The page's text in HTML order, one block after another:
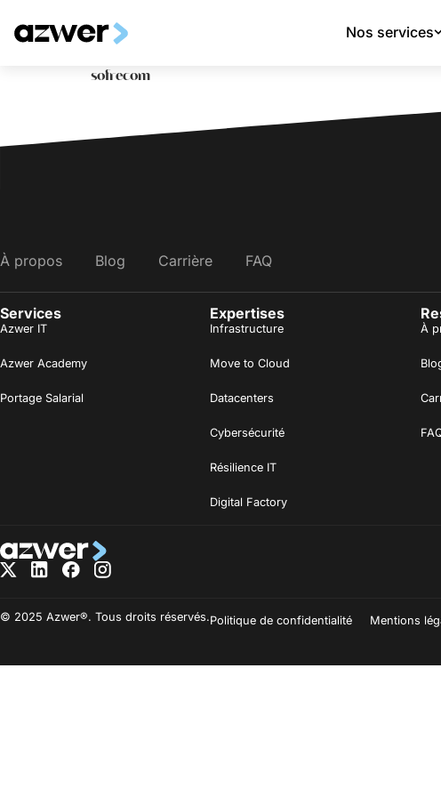
Nos services
sofrecom
À propos Blog Carrière FAQ
Services
Azwer IT
Azwer Academy
Portage Salarial
Expertises
Infrastructure
Move to Cloud
Datacenters
Cybersécurité
Résilience IT
Digital Factory
À
© 2025 Azwer®. Tous droits réservés.Politique de confidentialité Mentions